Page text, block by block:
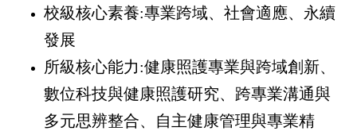
校級核心素養:專業跨域、社會適應、永續
發展
所級核心能力:健康照護專業與跨域創新、
數位科技與健康照護研究、跨專業溝通與
多元思辨整合、自主健康管理與專業精